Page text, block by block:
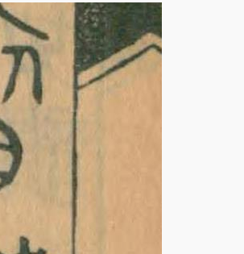
Draw
a